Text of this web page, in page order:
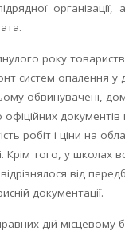
року
систем опалення у
обвинувачені,
документів
робіт і ціни на
Крім того, у школах
від
документації.
дій